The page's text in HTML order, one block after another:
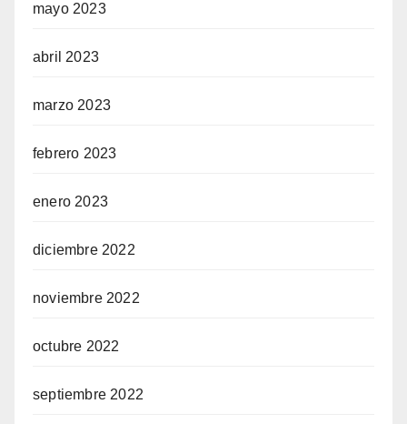
mayo 2023
abril 2023
marzo 2023
febrero 2023
enero 2023
diciembre 2022
noviembre 2022
octubre 2022
septiembre 2022